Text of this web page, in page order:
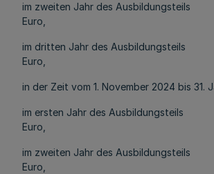
im zweiten Jahr des
Euro,
im dritten Jahr des
Euro,
in der Zeit vom 1. November 2024 bis 31.
im ersten Jahr des
Euro,
im zweiten Jahr des
Euro,